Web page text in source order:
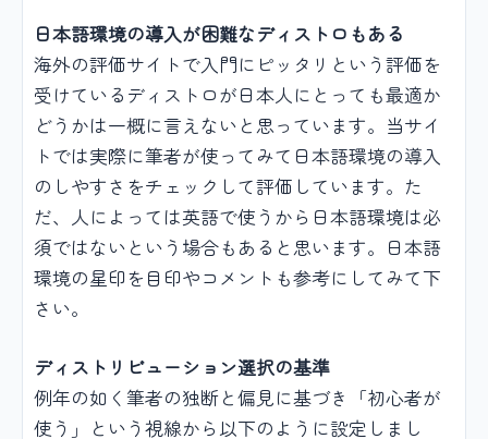
日本語環境の導入が困難なディストロもある
海外の評価サイトで入門にピッタリという評価を
受けているディストロが日本人にとっても最適か
どうかは一概に言えないと思っています。当サイ
トでは実際に筆者が使ってみて日本語環境の導入
のしやすさをチェックして評価しています。た
だ、人によっては英語で使うから日本語環境は必
須ではないという場合もあると思います。日本語
環境の星印を目印やコメントも参考にしてみて下
さい。
ディストリビューション選択の基準
例年の如く筆者の独断と偏見に基づき「初心者が
使う」という視線から以下のように設定しまし